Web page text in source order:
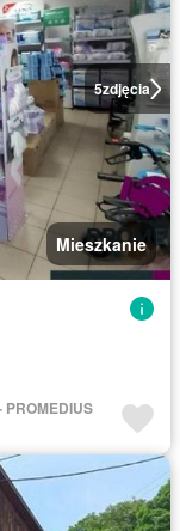
5zdjęcia
Mieszkanie